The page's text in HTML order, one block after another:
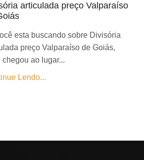
articulada preço Valparaíso
esta buscando sobre Divisória
preço Valparaíso de Goiás,
chegou ao lugar...
Lendo...